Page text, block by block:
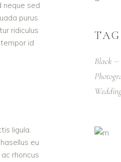
neque sed
purus
ridiculus
id
ligula.
eu
rhoncus
Black